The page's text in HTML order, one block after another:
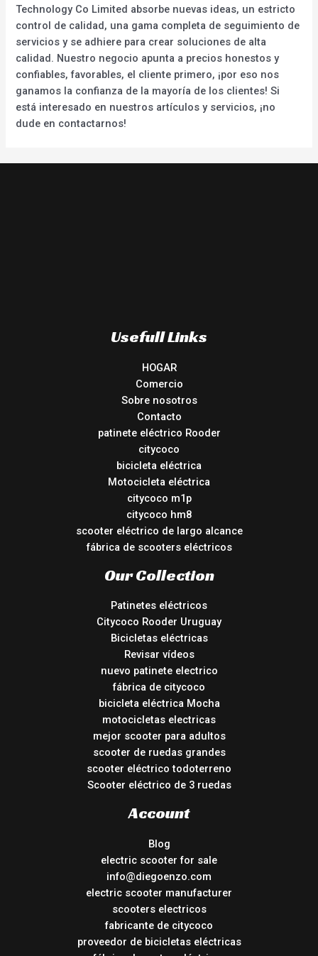
Technology Co Limited absorbe nuevas ideas, un estricto
control de calidad, una gama completa de seguimiento de
servicios y se adhiere para crear soluciones de alta
calidad. Nuestro negocio apunta a precios honestos y
confiables, favorables, el cliente primero, ¡por eso nos
ganamos la confianza de la mayoría de los clientes! Si
está interesado en nuestros artículos y servicios, ¡no
dude en contactarnos!
Usefull Links
HOGAR
Comercio
Sobre nosotros
Contacto
patinete eléctrico Rooder
citycoco
bicicleta eléctrica
Motocicleta eléctrica
citycoco m1p
citycoco hm8
scooter eléctrico de largo alcance
fábrica de scooters eléctricos
Our Collection
Patinetes eléctricos
Citycoco Rooder Uruguay
Bicicletas eléctricas
Revisar vídeos
nuevo patinete electrico
fábrica de citycoco
bicicleta eléctrica Mocha
motocicletas electricas
mejor scooter para adultos
scooter de ruedas grandes
scooter eléctrico todoterreno
Scooter eléctrico de 3 ruedas
Account
Blog
electric scooter for sale
info@diegoenzo.com
electric scooter manufacturer
scooters electricos
fabricante de citycoco
proveedor de bicicletas eléctricas